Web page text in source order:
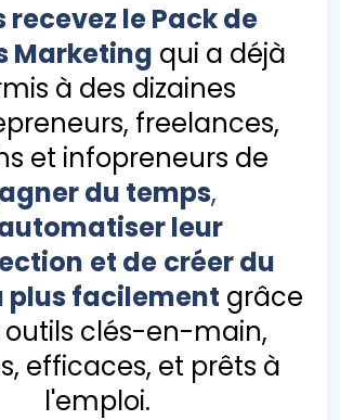
recevez le Pack de
Marketing qui a déjà
à des dizaines
freelances,
et infopreneurs de
du temps,
leur
et de créer du
plus facilement grâce
outils clés-en-main,
efficaces, et prêts à
l'emploi.